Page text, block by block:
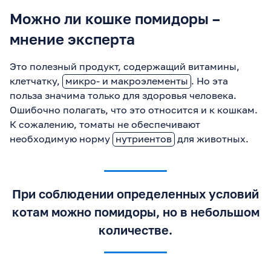
Можно ли кошке помидоры –
мнение эксперта
Это полезный продукт, содержащий витамины,
клетчатку, микро- и макроэлементы . Но эта
польза значима только для здоровья человека.
Ошибочно полагать, что это относится и к кошкам.
К сожалению, томаты не обеспечивают
необходимую норму нутриентов для животных.
При соблюдении определенных условий
котам можно помидоры, но в небольшом
количестве.